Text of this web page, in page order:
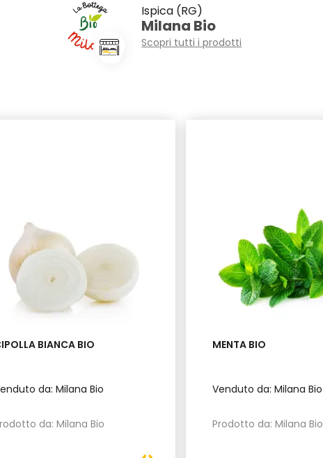
Ispica (RG)
Milana Bio
Scopri tutti i prodotti
BIANCA BIO
da: Milana Bio
da: Milana Bio
MENTA BIO
Venduto da: Milana Bio
Prodotto da: Milana Bio